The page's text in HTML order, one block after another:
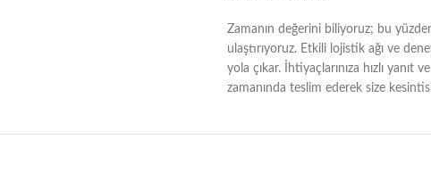
Zamanın değerini biliyoruz; bu
ulaştırıyoruz. Etkili lojistik ağı ve
yola çıkar. İhtiyaçlarınıza hızlı yanıt
zamanında teslim ederek size